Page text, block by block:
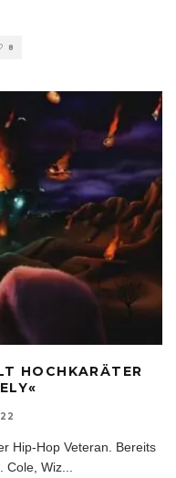
8
HOCHKARÄTER
Hip-Hop Veteran. Bereits
Cole, Wiz...